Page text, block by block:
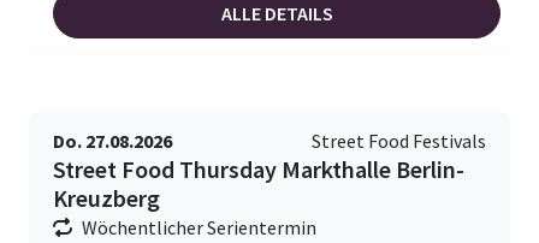
ALLE DETAILS
Do. 27.08.2026 Street Food Festivals
Street Food Thursday Markthalle Berlin-
Kreuzberg
Wöchentlicher Serientermin